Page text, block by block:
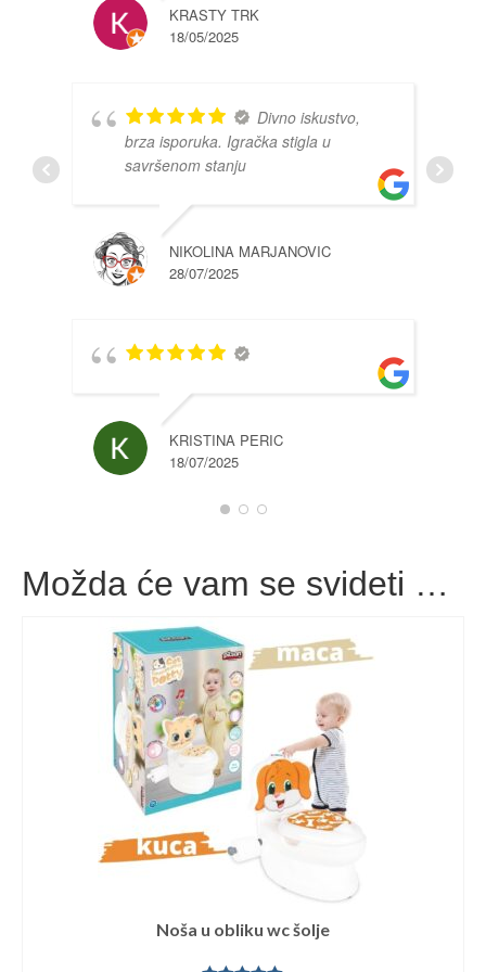
KRASTY TRK
18/05/2025
Divno iskustvo,
brza isporuka. Igračka stigla u
savršenom stanju
NIKOLINA MARJANOVIC
28/07/2025
KRISTINA PERIC
18/07/2025
Možda će vam se svideti …
Noša u obliku wc šolje